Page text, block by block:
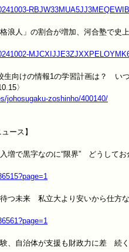
浪人」の割合が増加、河合塾で史
向けの情報1の学習計画は？　い
johosugaku-zoshinho/400140/
ース】
増で黒字なのに“限界”　どうして
つ未来　私立大より安いから仕方
、自治体が支援も財政力に差　続